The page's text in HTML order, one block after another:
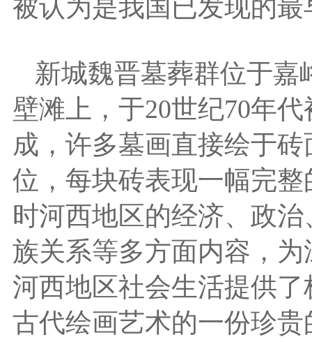
被认为是我国已发现的
新城魏晋墓葬群位于嘉
壁滩上，于20世纪70年
成，许多墓画直接绘于
位，每块砖表现一幅完
时河西地区的经济、政
族关系等多方面内容，
河西地区社会生活提供
古代绘画艺术的一份珍